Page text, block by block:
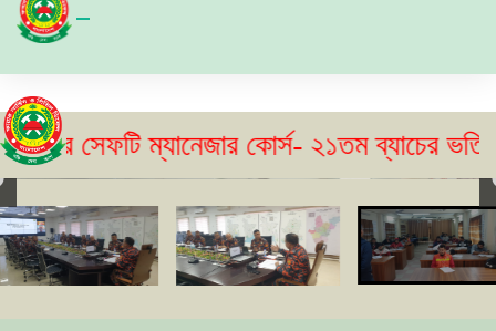
ম্যানেজার কোর্স- ২১তম ব্যাচের ভর্তি